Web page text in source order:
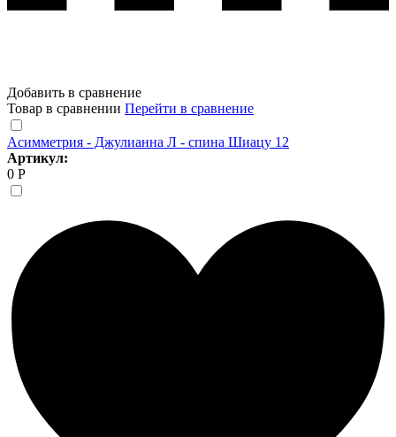
Добавить в сравнение
Товар в сравнении Перейти в сравнение
Асимметрия - Джулианна Л - спина Шиацу 12
Артикул:
0 Р